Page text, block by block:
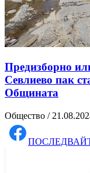
Предизборно
Севлиево пак
Общината
Общество /